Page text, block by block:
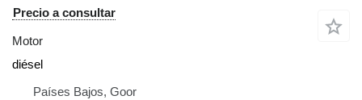
Precio a consultar
Motor
diésel
Países Bajos, Goor